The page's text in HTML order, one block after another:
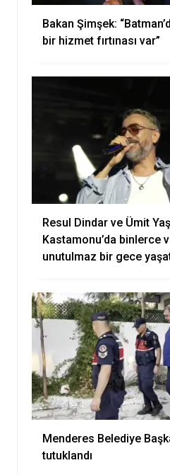
Bakan Şimşek:
bir hizmet fırtınası var”
Resul Dindar ve Ümit
Kastamonu’da binlerce
unutulmaz bir gece
Menderes Belediye
tutuklandı